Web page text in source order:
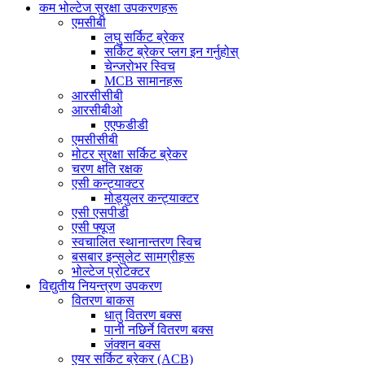
कम भोल्टेज सुरक्षा उपकरणहरू
एमसीबी
लघु सर्किट ब्रेकर
सर्किट ब्रेकर प्लग इन गर्नुहोस्
चेन्जरोभर स्विच
MCB सामानहरू
आरसीसीबी
आरसीबीओ
एएफडीडी
एमसीसीबी
मोटर सुरक्षा सर्किट ब्रेकर
चरण क्षति रक्षक
एसी कन्ट्याक्टर
मोड्युलर कन्ट्याक्टर
एसी एसपीडी
एसी फ्यूज
स्वचालित स्थानान्तरण स्विच
बसबार इन्सुलेट सामग्रीहरू
भोल्टेज प्रोटेक्टर
विद्युतीय नियन्त्रण उपकरण
वितरण बाकस
धातु वितरण बक्स
पानी नछिर्ने वितरण बक्स
जंक्शन बक्स
एयर सर्किट ब्रेकर (ACB)